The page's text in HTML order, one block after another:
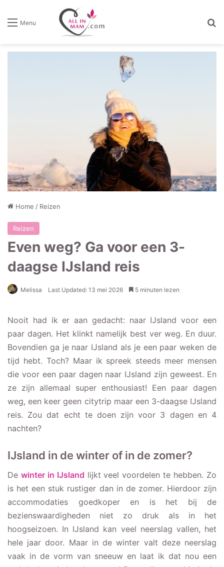
Menu
Home / Reizen
Reizen
Even weg? Ga voor een 3-
daagse IJsland reis
Melissa Last Updated: 13 mei 2026 5 minuten lezen
IJsland in winter of
3-daagse IJsland reis
Highlights in het zuiden
van IJsland
Het noorderlicht in
IJsland
landschappen
Rust, geen bussen vol
met toeristen
Golden hour, de hele dag
Nooit had ik er aan gedacht: naar IJsland voor een
paar dagen. Het klinkt namelijk best ver weg. En duur.
Bovendien ga je naar IJsland als je een paar weken de
tijd hebt. Toch? Maar ik spreek steeds meer mensen
die voor een paar dagen naar IJsland zijn geweest. En
ze zijn allemaal super enthousiast! Een paar dagen
weg, een keer geen citytrip maar een 3-daagse IJsland
reis. Zou dat echt te doen zijn voor 3 dagen en 4
nachten?
IJsland in de winter of in de zomer?
De winter in IJsland lijkt veel voordelen te hebben. Zo
is het een stuk rustiger dan in de zomer. Hierdoor zijn
accommodaties goedkoper en is het bij de
bezienswaardigheden niet zo druk als in het
hoogseizoen. In IJsland kan veel neerslag vallen, het
hele jaar door. Maar in de winter valt deze neerslag
vaak in de vorm van sneeuw en laat ik dat nou een